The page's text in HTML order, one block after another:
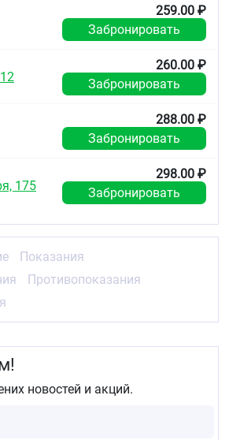
259.00 ₽
Забронировать
260.00 ₽
Забронировать
288.00 ₽
Забронировать
175
298.00 ₽
Забронировать
Показания
Противопоказания
новостей и акций.